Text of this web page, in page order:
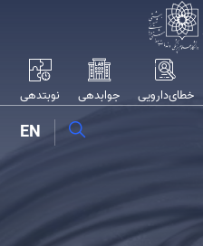
خطای‌‌دارویی جوابدهی نوبتدهی
EN